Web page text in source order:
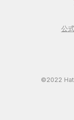
公
©2022